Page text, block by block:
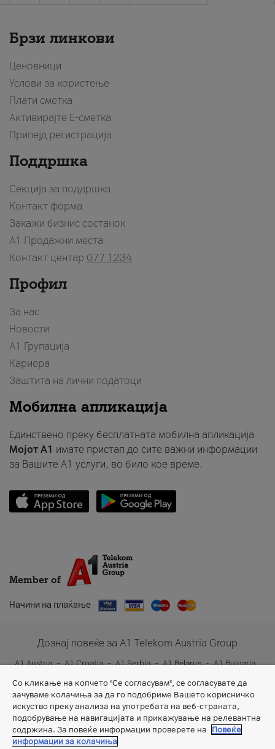
Брзи линкови
Ценовници
Услови за користење
Плати сметка
Активирајте Е-сметка
Припејд регистрација
Поддршка
Секција за поддршка
Контакт форма
Закажи бизнис состанок
A1 Продажни места
Контакт центар 077 1234
Профил
За нас
Новости
А1 Групација
Кариера
Заштита на лични податоци
Мобилна апликација
Единствено преку бесплатната мобилна апликација
Мојот A1 имате пристап до сите важни информации
за Вашите A1 услуги, во било кое време.
Member of
Начини на плаќање
Дознај повеќе за A1 Telekom Austria Group
A1 Austria A1 Croatia A1 Serbia A1 Belarus
A1 Bulgaria
A1 Slovenia
A1 Digital
Со кликање на копчето "Се согласувам", се согласувате да
зачуваме колачиња за да го подобриме Вашето корисничко
искуство преку анализа на употребата на веб-страната,
подобрување на навигацијата и прикажување на релевантна
содржина. За повеќе информации проверете на
Повеќе
информации за колачиња